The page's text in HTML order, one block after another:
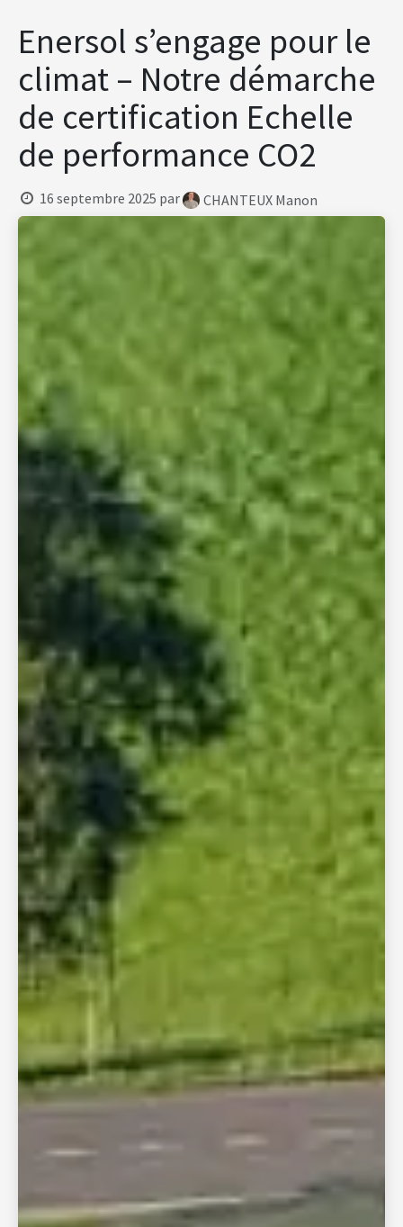
Enersol s’engage pour le
climat – Notre démarche
de certification Echelle
de performance CO2
16 septembre 2025 par CHANTEUX Manon